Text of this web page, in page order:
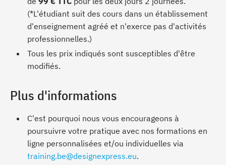
(*L'étudiant suit des cours dans un établissement
d'enseignement agréé et n'exerce pas d'activités
professionnelles.)
Tous les prix indiqués sont susceptibles d'être
modifiés.
Plus d'informations
C'est pourquoi nous vous encourageons à
poursuivre votre pratique avec nos formations en
ligne personnalisées et/ou individuelles via
training.be@designexpress.eu.